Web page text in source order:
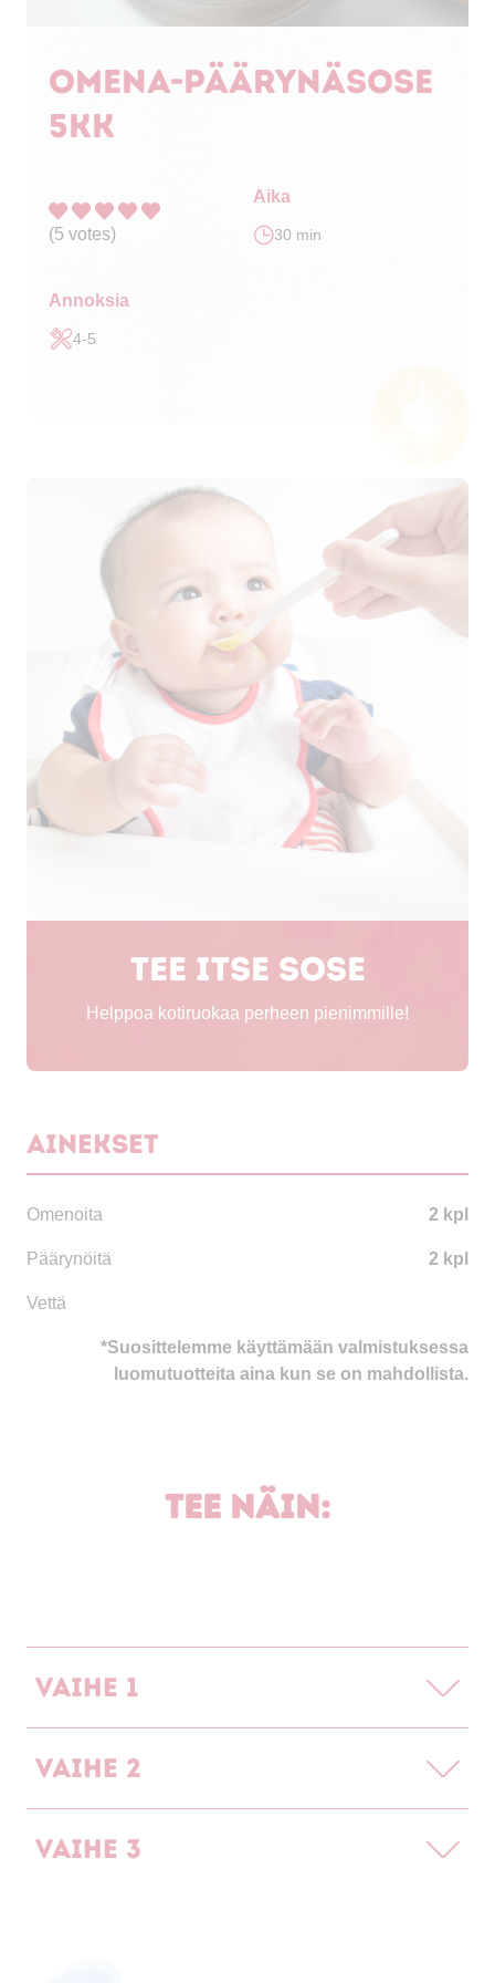
Omena-päärynäsose
5kk
(5 votes)
Aika
30 min
Annoksia
4-5
Tee itse sose
Helppoa kotiruokaa perheen pienimmille!
Ainekset
Omenoita 2 kpl
Päärynöitä 2 kpl
Vettä
*Suosittelemme käyttämään valmistuksessa
luomutuotteita aina kun se on mahdollista.
Tee näin:
Vaihe 1
Vaihe 2
Vaihe 3